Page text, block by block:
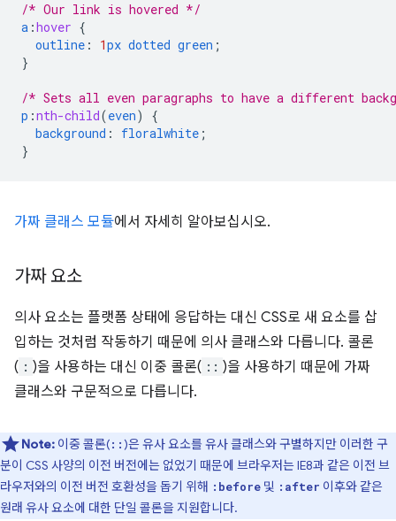
/* Our link is hovered */
a :hover {
outline : 1px dotted green ;
}
/* Sets all even paragraphs to have a different
p :nth-child(even)
{
background : floralwhite ;
}
가짜 클래스 모듈에서 자세히 알아보십시오.
가짜 요소
의사 요소는 플랫폼 상태에 응답하는 대신 CSS로 새 요소를 삽
입하는 것처럼 작동하기 때문에 의사 클래스와 다릅니다. 콜론
( : )을 사용하는 대신 이중 콜론( :: )을 사용하기 때문에 가짜
클래스와 구문적으로 다릅니다.
Note: 이중 콜론(::)은 유사 요소를 유사 클래스와 구별하지만 이러한 구
분이 CSS 사양의 이전 버전에는 없었기 때문에 브라우저는 IE8과 같은 이전 브
라우저와의 이전 버전 호환성을 돕기 위해 :before 및 :after 이후와 같은
원래 유사 요소에 대한 단일 콜론을 지원합니다.